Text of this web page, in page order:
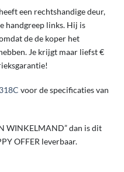
een rechtshandige deur,
handgreep links. Hij is
de de koper het
Je krijgt maar liefst €
voor de specificaties van
WINKELMAND” dan is dit
OFFER leverbaar.